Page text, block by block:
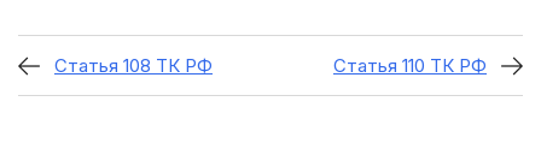
Статья 108 ТК РФ Статья 110 ТК РФ